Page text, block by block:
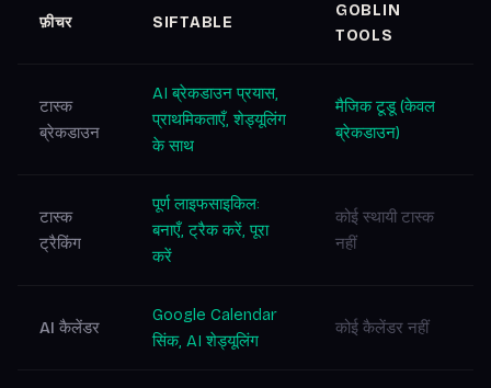
फ़ीचर SIFTABLE
GOBLIN
TOOLS
टास्क
ब्रेकडाउन
AI ब्रेकडाउन प्रयास,
प्राथमिकताएँ, शेड्यूलिंग
के साथ
मैजिक टूडू (केवल
ब्रेकडाउन)
टास्क
ट्रैकिंग
पूर्ण लाइफसाइकिल:
बनाएँ, ट्रैक करें, पूरा
करें
कोई स्थायी टास्क
नहीं
AI कैलेंडर
Google Calendar
सिंक, AI शेड्यूलिंग
कोई कैलेंडर नहीं